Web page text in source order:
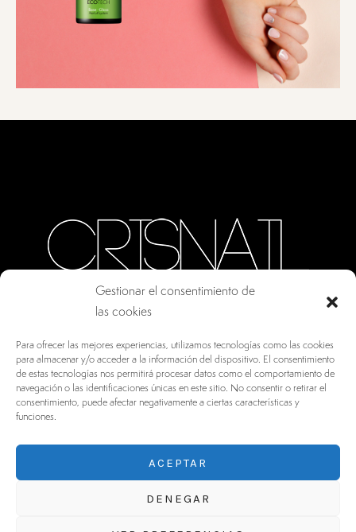
Gestionar el consentimiento de
las cookies
Para ofrecer las mejores experiencias, utilizamos tecnologías como las cookies
para almacenar y/o acceder a la información del dispositivo. El consentimiento
de estas tecnologías nos permitirá procesar datos como el comportamiento de
navegación o las identificaciones únicas en este sitio. No consentir o retirar el
consentimiento, puede afectar negativamente a ciertas características y
funciones.
ACEPTAR
DENEGAR
28770, ESPAÑA
INFO@DRV.ES
+34 902 100 021